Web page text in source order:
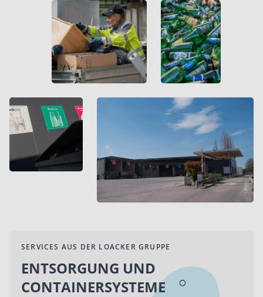
SERVICES AUS DER LOACKER GRUPPE
ENTSORGUNG UND
CONTAINERSYSTEME